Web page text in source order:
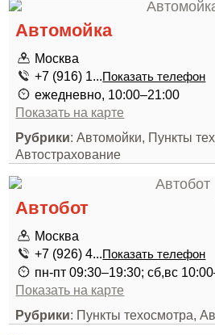
Автомойка
Москва
+7 (916) 1...Показать телефон
ежедневно, 10:00–21:00
Показать на карте
Рубрики: Автомойки, Пункты
Автострахование
Автобот
Москва
+7 (926) 4...Показать телефон
пн-пт 09:30–19:30; сб,вс
Показать на карте
Рубрики: Пункты техосмотра,